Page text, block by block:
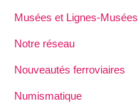
Musées et Lignes-Musées
Notre réseau
Nouveautés ferroviaires
Numismatique